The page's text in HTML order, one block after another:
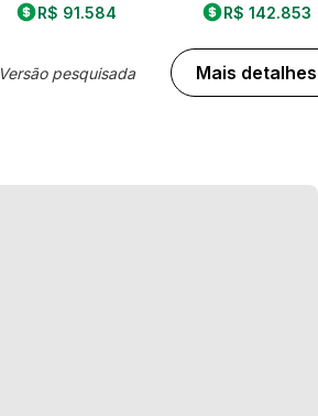
R$ 91.584
Versão pesquisada
R$ 142.853
Mais detalhes